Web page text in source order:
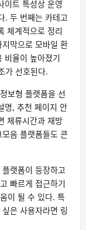
이트 특성상 운영
. 두 번째는 카테고
체계적으로 정리
막으로 모바일 환
비율이 높아졌기
가 선호된다.
보형 플랫폼을 선
명, 추천 페이지 안
체류시간과 재방
음 플랫폼들도 콘
랫폼이 등장하고
빠르게 접근하기
이 될 수 있다. 특
은 사용자라면 링